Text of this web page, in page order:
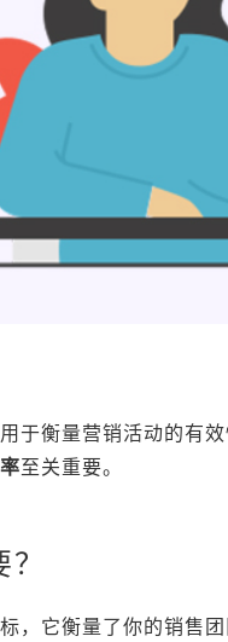
于衡量营销活动的有
至关重要。
，它衡量了你的销售